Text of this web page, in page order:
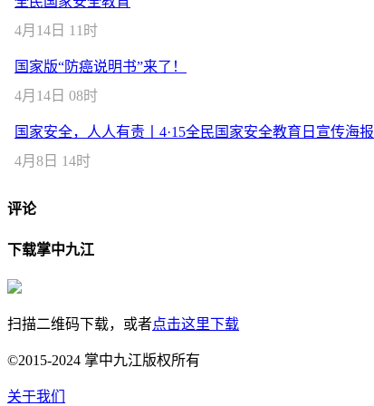
4月14日 11时
国家版“防癌说明书”来了！
4月14日 08时
国家安全，人人有责丨4·15全民国家安全教育日宣传海报
4月8日 14时
评论
下载掌中九江
扫描二维码下载，或者点击这里下载
©2015-2024 掌中九江版权所有
关于我们